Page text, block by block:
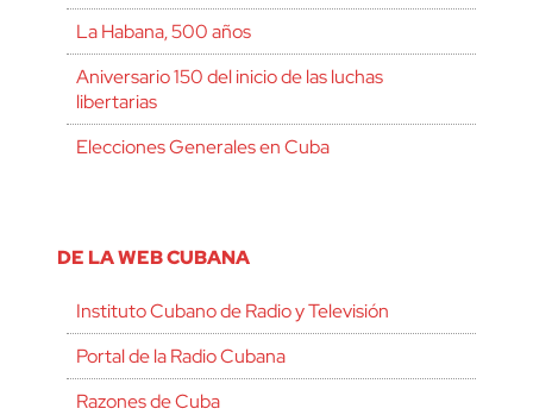
La Habana, 500 años
Aniversario 150 del inicio de las luchas
libertarias
Elecciones Generales en Cuba
DE LA WEB CUBANA
Instituto Cubano de Radio y Televisión
Portal de la Radio Cubana
Razones de Cuba